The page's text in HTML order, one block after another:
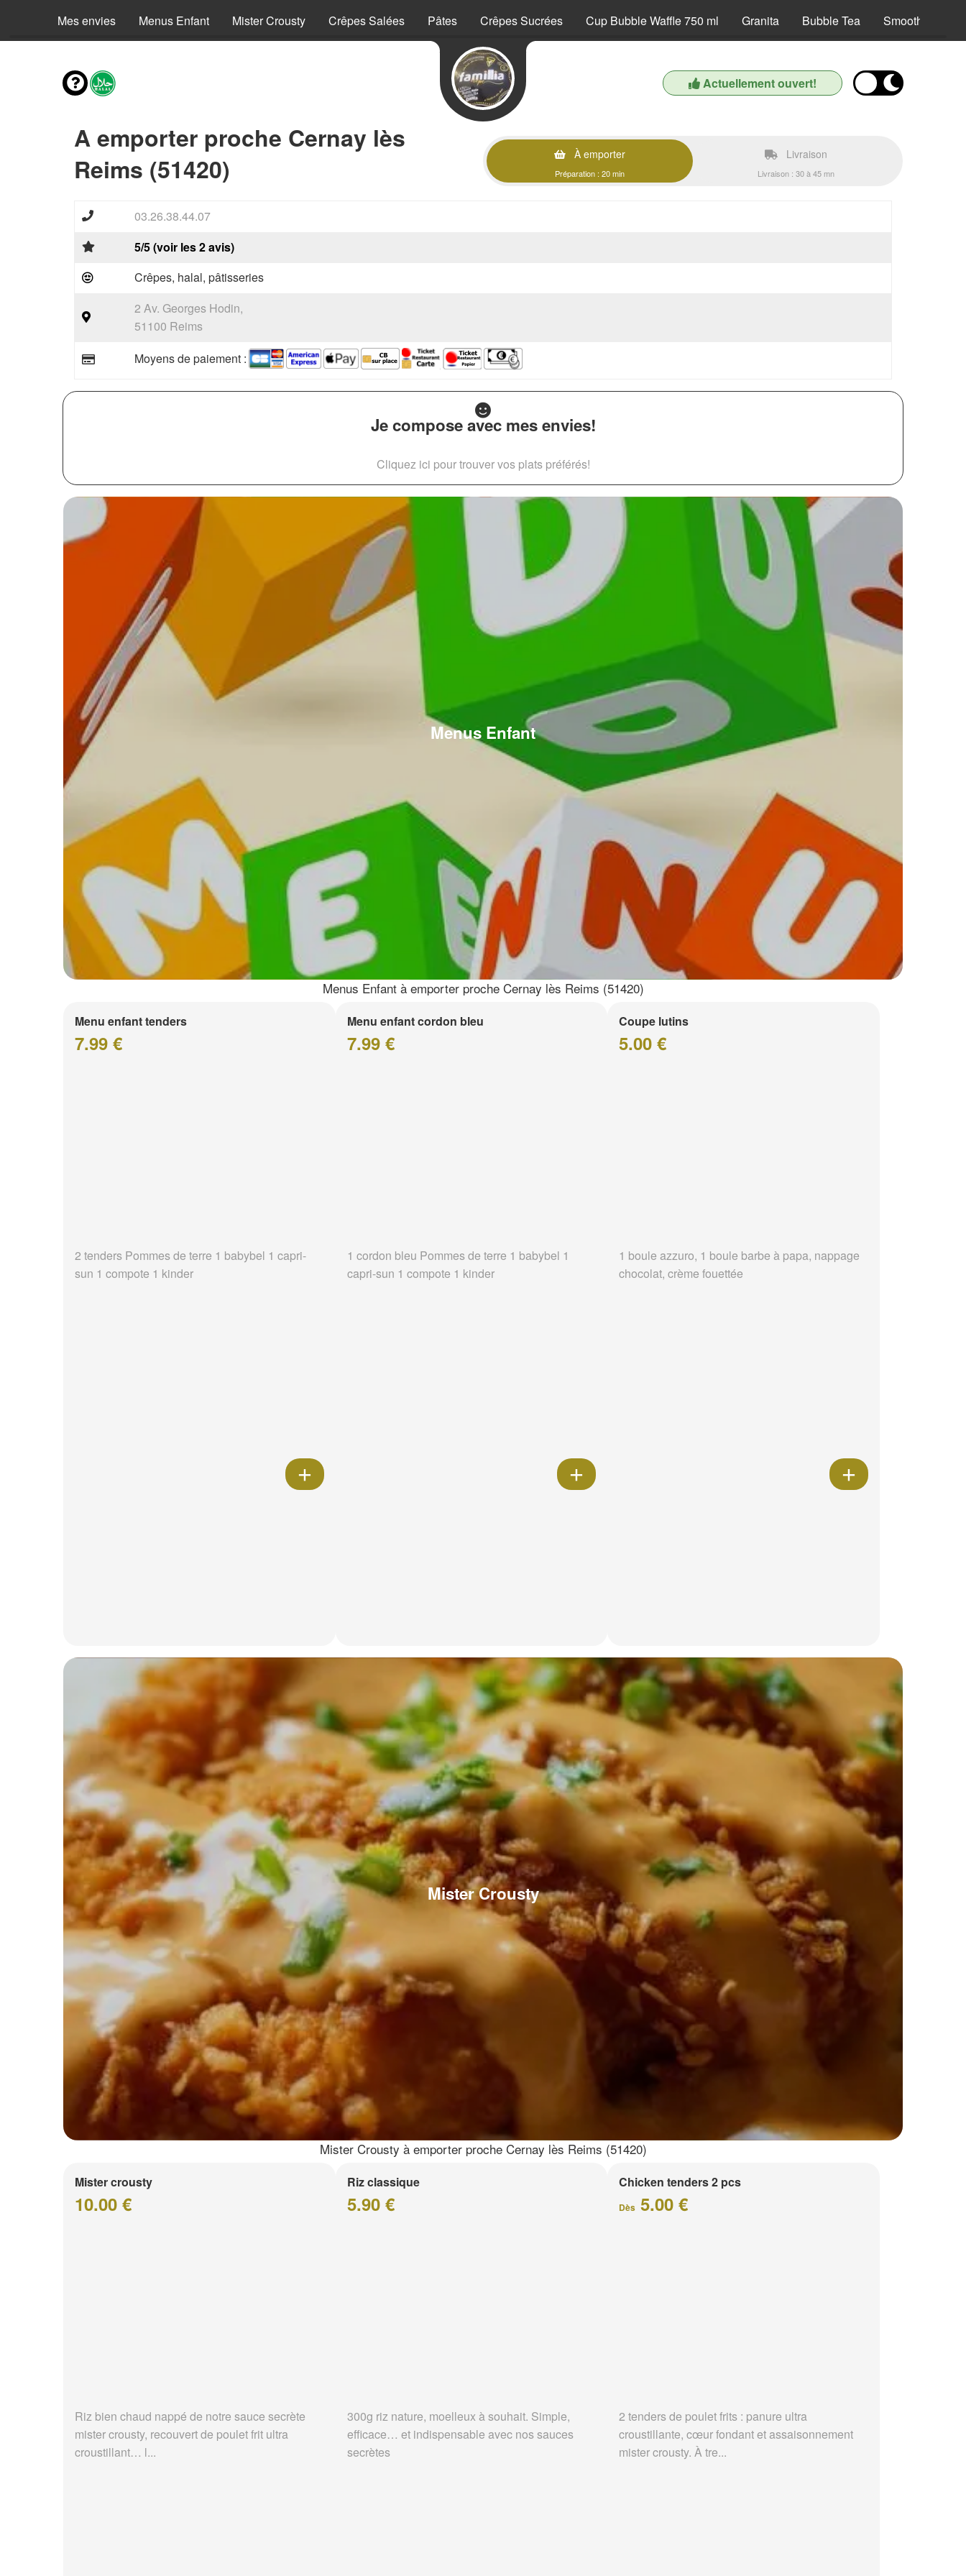
Mes envies Menus Enfant Mister Crousty Crêpes Salées Pâtes Crêpes Sucrées Cup Bubble Waffle 750 ml Granita Bubble Tea Smoothies
Actuellement ouvert!
A emporter proche Cernay lès
Reims (51420)
À emporter
Préparation : 20 min
Livraison
Livraison : 30 à 45 mn
03.26.38.44.07
5/5 (voir les 2 avis)
Crêpes, halal, pâtisseries
2 Av. Georges Hodin,
51100 Reims
Moyens de paiement :
Je compose avec mes envies!
Cliquez ici pour trouver vos plats préférés!
Menus Enfant
Menus Enfant à emporter proche Cernay lès Reims (51420)
Menu enfant tenders
7.99 €
2 tenders Pommes de terre 1 babybel 1 capri-
sun 1 compote 1 kinder
Menu enfant cordon bleu
7.99 €
1 cordon bleu Pommes de terre 1 babybel 1
capri-sun 1 compote 1 kinder
Coupe lutins
5.00 €
1 boule azzuro, 1 boule barbe à papa, nappage
chocolat, crème fouettée
Mister Crousty
Mister Crousty à emporter proche Cernay lès Reims (51420)
Mister crousty
10.00 €
Riz bien chaud nappé de notre sauce secrète
mister crousty, recouvert de poulet frit ultra
croustillant… l...
Riz classique
5.90 €
300g riz nature, moelleux à souhait. Simple,
efficace… et indispensable avec nos sauces
secrètes
Chicken tenders 2 pcs
Dès 5.00 €
2 tenders de poulet frits : panure ultra
croustillante, cœur fondant et assaisonnement
mister crousty. À tre...